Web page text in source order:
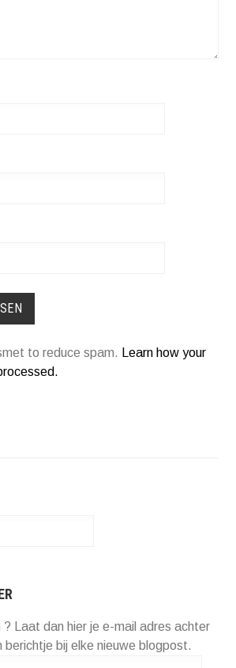
to reduce spam. Learn how your
? Laat dan hier je e-mail adres achter
berichtje bij elke nieuwe blogpost.